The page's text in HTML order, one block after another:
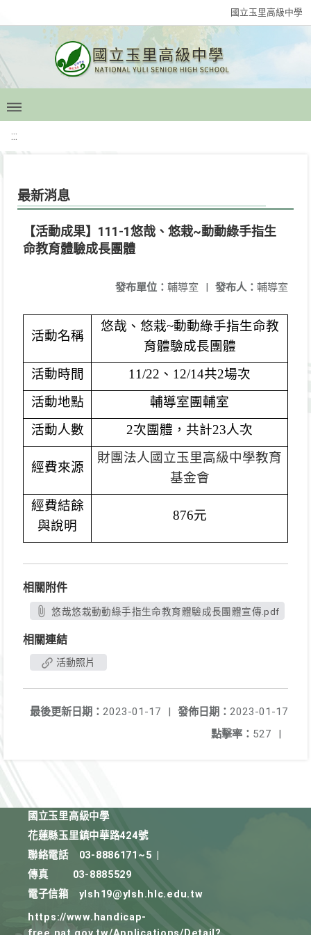
國立玉里高級中學
:::
最新消息
【活動成果】111-1悠哉、悠栽~動動綠手指生
命教育體驗成長團體
發布人： 輔導室
發布單位： 輔導室 |
活動名稱
悠哉、悠栽~動動綠手指生命教
育體驗成長團體
活動時間
11/22 、12/14共2場次
活動地點
輔導室團輔室
活動人數
2次團體，共計23人次
經費來源
財團法人國立玉里高級中學教育
基金會
經費結餘
與說明
876元
相關附件
悠哉悠栽動動綠手指生命教育體驗成長團體宣傳.pdf
相關連結
活動照片
發佈日期： 2023-01-17
最後更新日期： 2023-01-17
|
點擊率： 527 |
國立玉里高級中學
花蓮縣玉里鎮中華路424號
聯絡電話
03-8886171~5
傳真
03-8885529
電子信箱
ylsh19@ylsh.hlc.edu.tw
https://www.handicap-